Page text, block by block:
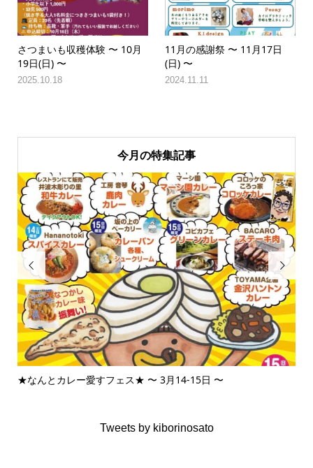
さつまいも収穫体験 〜 10月
19日(日) 〜
2025.10.18
11月の感謝祭 〜 11月17日
(日) 〜
2024.11.11
今月の特集記事

★なんとカレー愛すフェス★ 〜 3月14-15日 〜

Tweets by kiborinosato